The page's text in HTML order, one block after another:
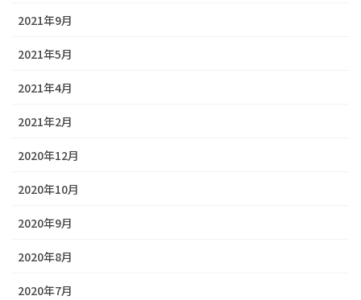
2021年9月
2021年5月
2021年4月
2021年2月
2020年12月
2020年10月
2020年9月
2020年8月
2020年7月